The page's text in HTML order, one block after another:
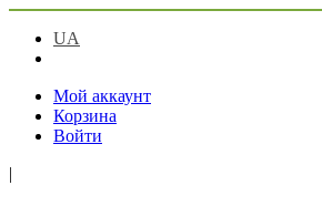
UA
Мой аккаунт
Корзина
Войти
|